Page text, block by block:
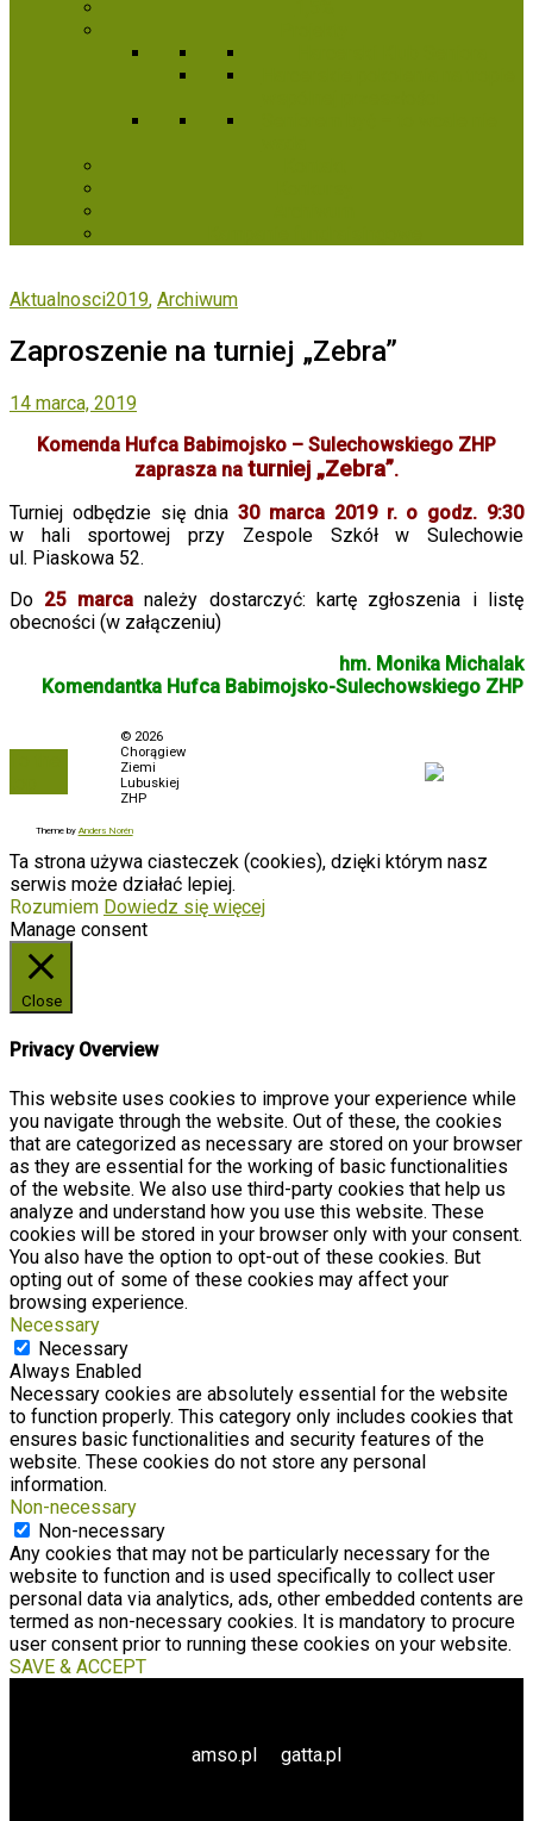
Aktualnosci2019, Archiwum
Zaproszenie na turniej „Zebra”
14 marca, 2019
Komenda Hufca Babimojsko – Sulechowskiego ZHP
zaprasza na turniej „Zebra”.
Turniej odbędzie się dnia30 marca 2019 r. o godz. 9:30
w hali sportowej przy Zespole Szkół w Sulechowie
ul. Piaskowa 52.
Do 25 marcanależy dostarczyć: kartę zgłoszenia i listę
obecności (w załączeniu)
hm. Monika Michalak
Komendantka Hufca Babimojsko-Sulechowskiego ZHP
© 2026
Chorągiew
Ziemi
Lubuskiej
ZHP
Theme by Anders Norén
Ta strona używa ciasteczek (cookies), dzięki którym nasz
serwis może działać lepiej.
Rozumiem Dowiedz się więcej
Manage consent
Close
Privacy Overview
This website uses cookies to improve your experience while
you navigate through the website. Out of these, the cookies
that are categorized as necessary are stored on your browser
as they are essential for the working of basic functionalities
of the website. We also use third-party cookies that help us
analyze and understand how you use this website. These
cookies will be stored in your browser only with your consent.
You also have the option to opt-out of these cookies. But
opting out of some of these cookies may affect your
browsing experience.
Necessary
Necessary
Always Enabled
Necessary cookies are absolutely essential for the website
to function properly. This category only includes cookies that
ensures basic functionalities and security features of the
website. These cookies do not store any personal
information.
Non-necessary
Non-necessary
Any cookies that may not be particularly necessary for the
website to function and is used specifically to collect user
personal data via analytics, ads, other embedded contents are
termed as non-necessary cookies. It is mandatory to procure
user consent prior to running these cookies on your website.
SAVE & ACCEPT
amso.pl gatta.pl